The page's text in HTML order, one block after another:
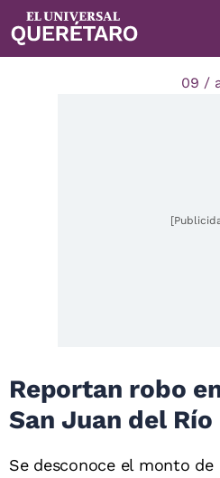
09 /
Reportan robo
San Juan del Río
Se desconoce el monto